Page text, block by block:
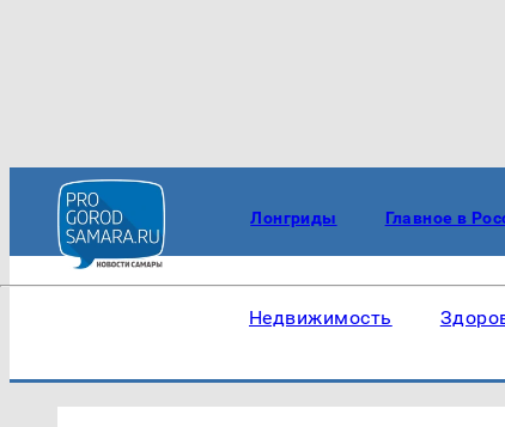
Лонгриды Главное в
Недвижимость